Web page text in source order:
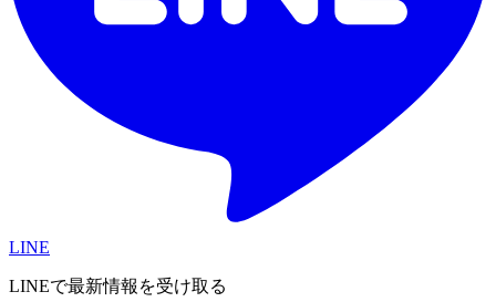
LINE
LINEで最新情報を受け取る